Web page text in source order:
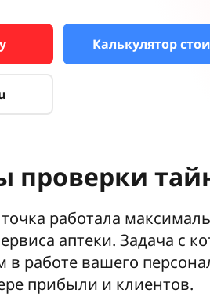
Калькулятор
проверки
работала
аптеки. Задача с
работе вашего
прибыли и клиентов.